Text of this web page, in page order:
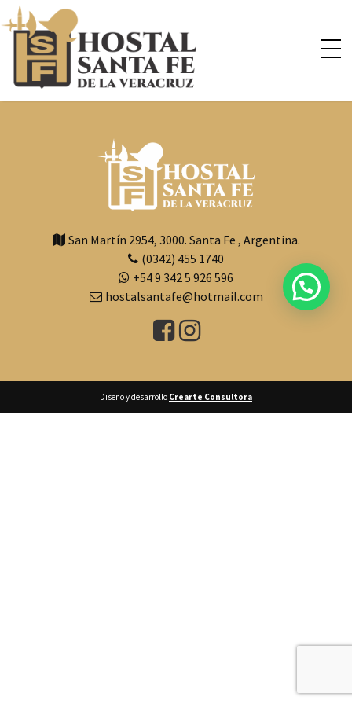
San Martín 2954, 3000. Santa Fe , Argentina.
(0342) 455 1740
+54 9 342 5 926 596
hostalsantafe@hotmail.com
Diseño y desarrollo Crearte Consultora